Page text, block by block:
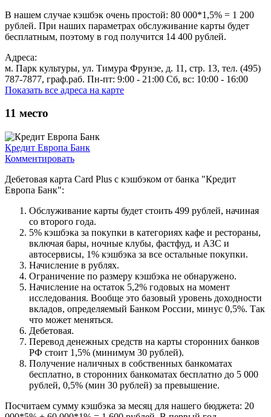
В нашем случае кэшбэк очень простой: 80 000*1,5% = 1 200
рублей. При наших параметрах обслуживание карты будет
бесплатным, поэтому в год получится 14 400 рублей.
Адреса:
м. Парк культуры, ул. Тимура Фрунзе, д. 11, стр. 13, тел. (495)
787-7877, граф.раб. Пн-пт: 9:00 - 21:00 Cб, вс: 10:00 - 16:00
Показать все адреса на карте
11 место
Кредит Европа Банк
Комментировать
Дебетовая карта Card Plus с кэшбэком от банка "Кредит
Европа Банк":
Обслуживание карты будет стоить 499 рублей, начиная
со второго года.
5% кэшбэка за покупки в категориях кафе и рестораны,
включая бары, ночные клубы, фастфуд, и АЗС и
автосервисы, 1% кэшбэка за все остальные покупки.
Начисление в рублях.
Ограничение по размеру кэшбэка не обнаружено.
Начисление на остаток 5,2% годовых на момент
исследования. Вообще это базовый уровень доходности
вкладов, определяемый Банком России, минус 0,5%. Так
что может меняться.
Дебетовая.
Перевод денежных средств на карты сторонних банков
РФ стоит 1,5% (минимум 30 рублей).
Получение наличных в собственных банкоматах
бесплатно, в сторонних банкоматах бесплатно до 5 000
рублей, 0,5% (мин 30 рублей) за превышение.
Посчитаем сумму кэшбэка за месяц для нашего бюджета: 20